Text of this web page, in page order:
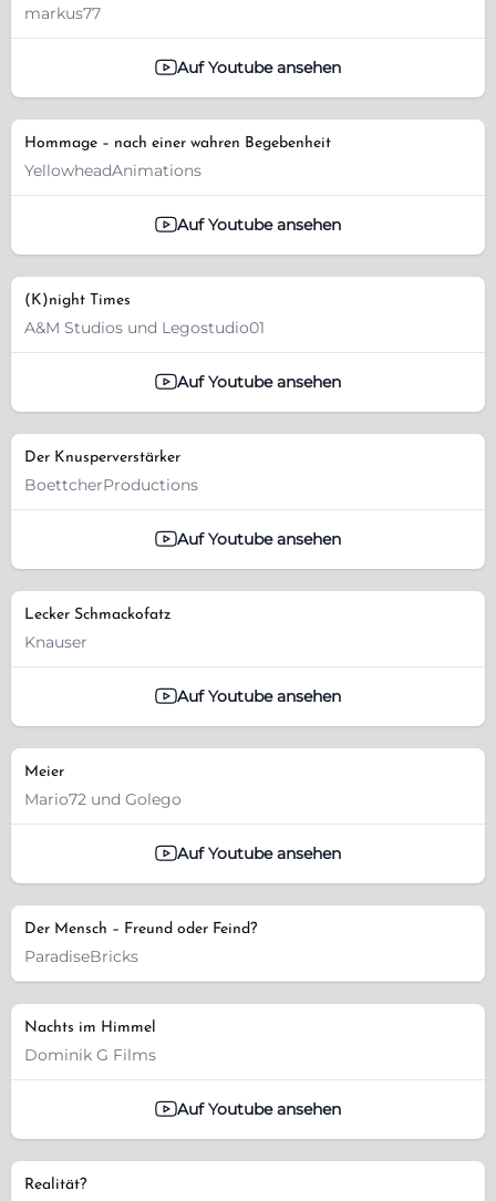
markus77
Auf Youtube ansehen
Hommage – nach einer wahren Begebenheit
YellowheadAnimations
Auf Youtube ansehen
(K)night Times
A&M Studios und Legostudio01
Auf Youtube ansehen
Der Knusperverstärker
BoettcherProductions
Auf Youtube ansehen
Lecker Schmackofatz
Knauser
Auf Youtube ansehen
Meier
Mario72 und Golego
Auf Youtube ansehen
Der Mensch – Freund oder Feind?
ParadiseBricks
Nachts im Himmel
Dominik G Films
Auf Youtube ansehen
Realität?